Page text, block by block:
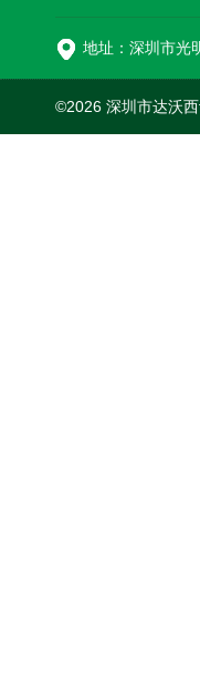
地址：深圳市光
©2026 深圳市达沃